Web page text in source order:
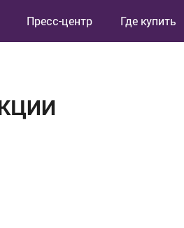
Пресс-центр Где купить